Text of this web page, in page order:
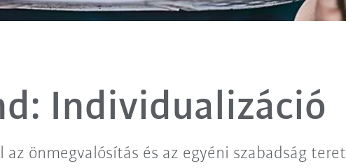
Individualizáció
önmegvalósítás és az egyéni szabadság teret